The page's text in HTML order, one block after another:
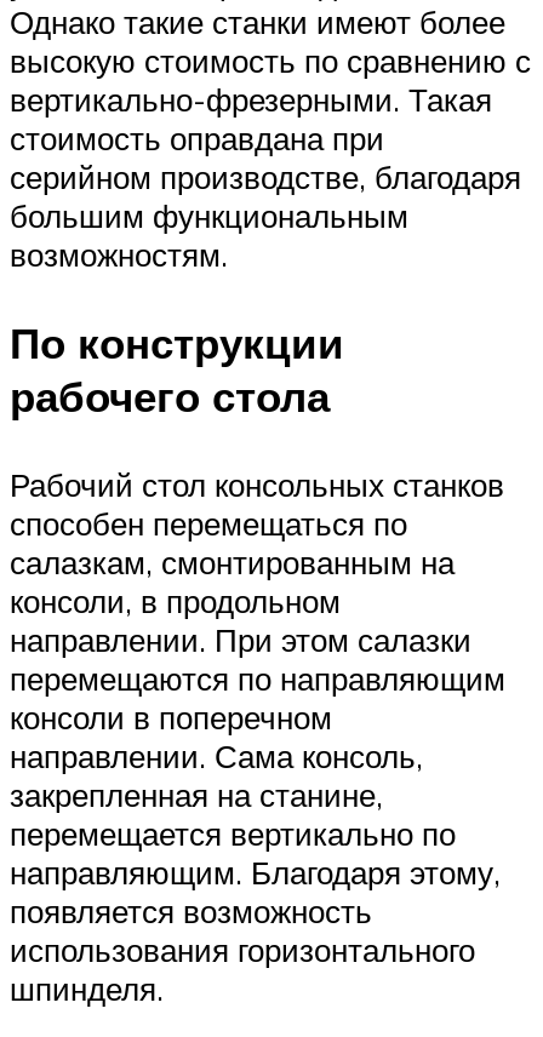
Однако такие станки имеют более
высокую стоимость по сравнению с
вертикально-фрезерными. Такая
стоимость оправдана при
серийном производстве, благодаря
большим функциональным
возможностям.
По конструкции
рабочего стола
Рабочий стол консольных станков
способен перемещаться по
салазкам, смонтированным на
консоли, в продольном
направлении. При этом салазки
перемещаются по направляющим
консоли в поперечном
направлении. Сама консоль,
закрепленная на станине,
перемещается вертикально по
направляющим. Благодаря этому,
появляется возможность
использования горизонтального
шпинделя.